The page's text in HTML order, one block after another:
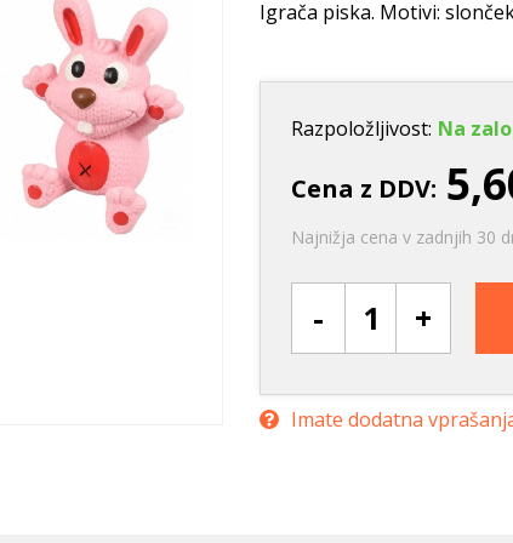
Ležišča
Oprtnice
Posode
Trening in učenje
Potovanje in počitnice
Oprema za mladiče
Oblačila
Odsevni in utripajoči izdelki
Frizbi in
Interaktivne
Posode
Praskalna drevesa
Igrača piska. Motivi:
Razpoložljivost: Na
Cena z DDV:
Najnižja cena v zadnjih 30
- +
Imate dodatna